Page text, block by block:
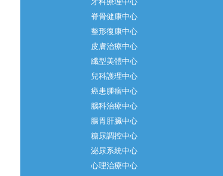
脊骨健康中心
整形復康中心
皮膚治療中心
纖型美體中心
兒科護理中心
癌患腫瘤中心
腦科治療中心
腸胃肝臟中心
糖尿調控中心
泌尿系統中心
心理治療中心